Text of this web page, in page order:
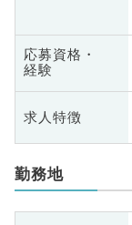
応募資格・
経験
求人特徴
勤務地